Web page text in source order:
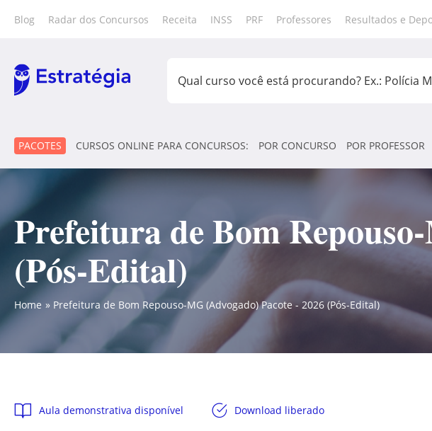
Blog Radar dos Concursos Receita INSS PRF Professores Resultados e
PACOTES CURSOS ONLINE PARA CONCURSOS: POR CONCURSO POR PROFESSOR
Prefeitura de Bom
(Pós-Edital)
Home Prefeitura de Bom Repouso-MG (Advogado) Pacote - 2026 (Pós-Edital)
Aula demonstrativa disponível Download liberado